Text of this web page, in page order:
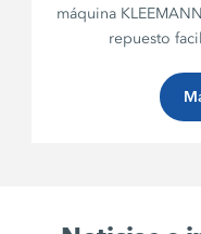
máquina
repuesto